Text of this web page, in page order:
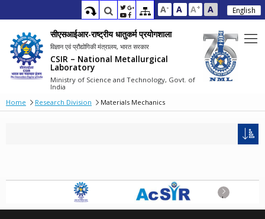
A- A A+ A English
सीएसआईआर-राष्ट्रीय धातुकर्म प्रयोगशाला
विज्ञान एवं प्रौद्योगिकी मंत्रालय, भारत सरकार
CSIR – National Metallurgical
Laboratory
Ministry of Science and Technology, Govt. of
India
Home
Research Division Materials Mechanics
Next